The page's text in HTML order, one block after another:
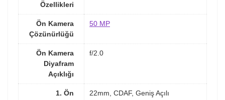
Özellikleri
Ön Kamera
Çözünürlüğü
50 MP
Ön Kamera
Diyafram
Açıklığı
f/2.0
1. Ön
22mm, CDAF, Geniş Açılı